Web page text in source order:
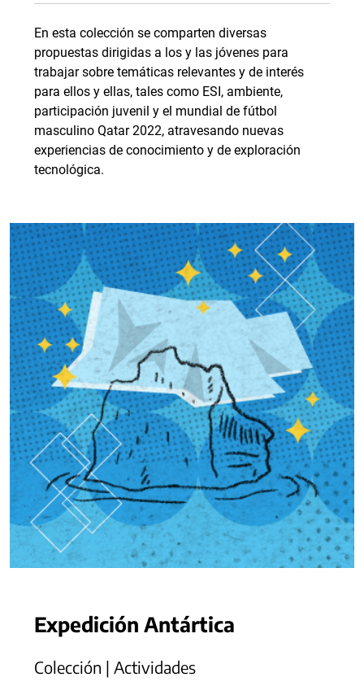
En esta colección se comparten diversas
propuestas dirigidas a los y las jóvenes para
trabajar sobre temáticas relevantes y de interés
para ellos y ellas, tales como ESI, ambiente,
participación juvenil y el mundial de fútbol
masculino Qatar 2022, atravesando nuevas
experiencias de conocimiento y de exploración
tecnológica.
Expedición Antártica
Colección | Actividades